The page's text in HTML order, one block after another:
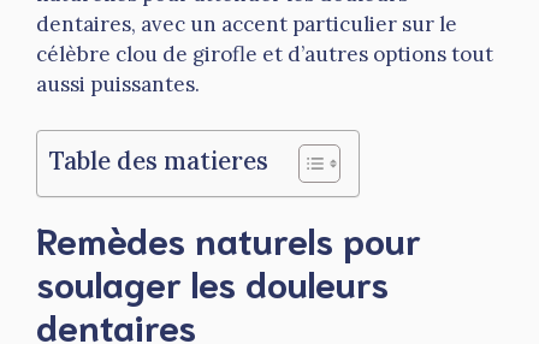
dentaires, avec un accent particulier sur le
célèbre clou de girofle et d’autres options tout
aussi puissantes.
Table des matieres
Remèdes naturels pour
soulager les douleurs
dentaires